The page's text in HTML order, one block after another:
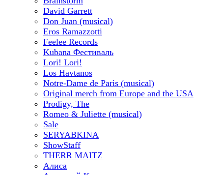
David Garrett
Don Juan (musical)
Eros Ramazzotti
Feelee Records
Kubana Фестиваль
Lori! Lori!
Los Havtanos
Notre-Dame de Paris (musical)
Original merch from Europe and the USA
Prodigy, The
Romeo & Juliette (musical)
Sale
SERYABKINA
ShowStaff
THERR MAITZ
Алиса